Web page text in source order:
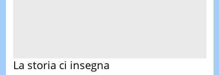
La storia ci insegna